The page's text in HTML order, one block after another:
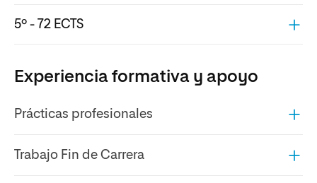
5º - 72 ECTS
Experiencia formativa y apoyo
Prácticas profesionales
Trabajo Fin de Carrera